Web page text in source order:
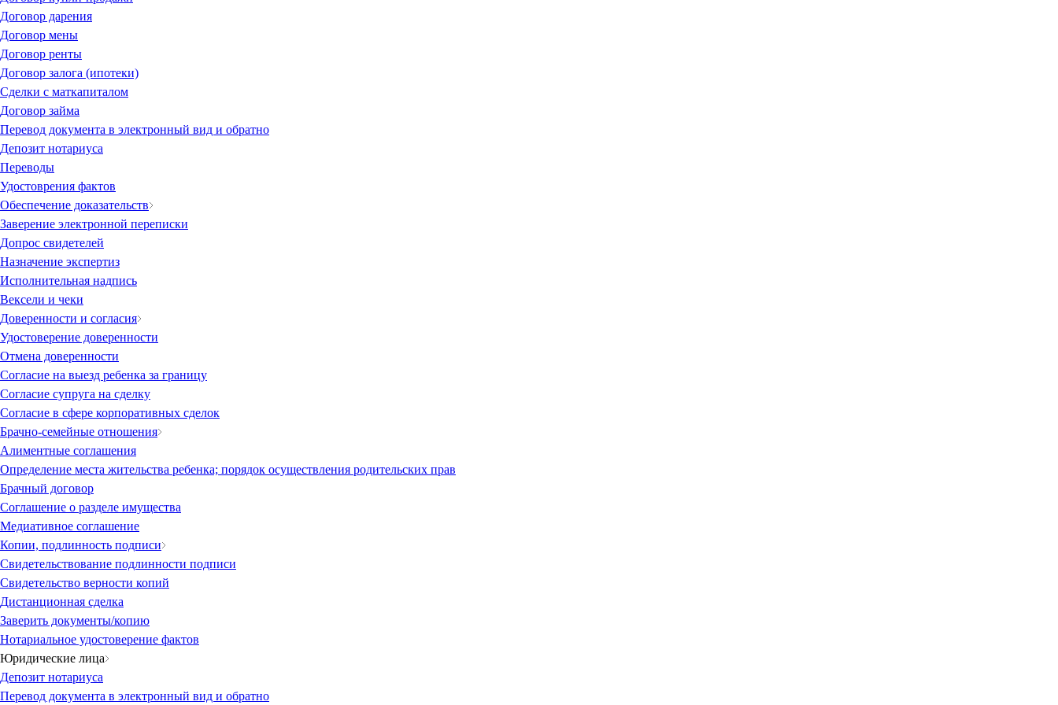
Договор дарения
Договор мены
Договор ренты
Договор залога (ипотеки)
Сделки с маткапиталом
Договор займа
Перевод документа в электронный вид и обратно
Депозит нотариуса
Переводы
Удостоврения фактов
Обеспечение доказательств
Заверение электронной переписки
Допрос свидетелей
Назначение экспертиз
Исполнительная надпись
Вексели и чеки
Доверенности и согласия
Удостоверение доверенности
Отмена доверенности
Согласие на выезд ребенка за границу
Согласие супруга на сделку
Согласие в сфере корпоративных сделок
Брачно-семейные отношения
Алиментные соглашения
Определение места жительства ребенка; порядок осуществления родительских прав
Брачный договор
Соглашение о разделе имущества
Медиативное соглашение
Копии, подлинность подписи
Свидетельствование подлинности подписи
Свидетельство верности копий
Дистанционная сделка
Заверить документы/копию
Нотариальное удостоверение фактов
Юридические лица
Депозит нотариуса
Перевод документа в электронный вид и обратно